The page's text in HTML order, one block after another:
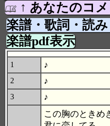
↑ あなたのコ
楽譜・歌詞・読
楽譜pdf表示
1 ♪
2 ♪
3 ♪
この胸のときめ